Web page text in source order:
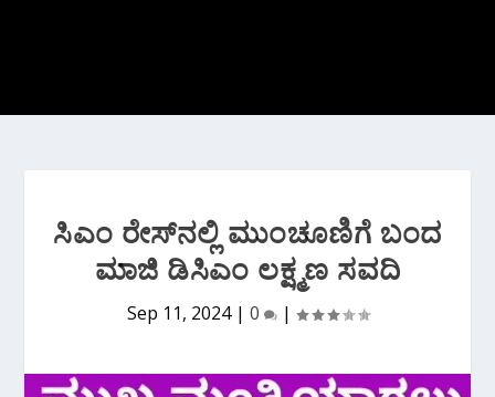
ಸಿಎಂ ರೇಸ್‌ನಲ್ಲಿ ಮುಂಚೂಣಿಗೆ ಬಂದ
ಮಾಜಿ ಡಿಸಿಎಂ ಲಕ್ಷ್ಮಣ ಸವದಿ
Sep 11, 2024| 0 |